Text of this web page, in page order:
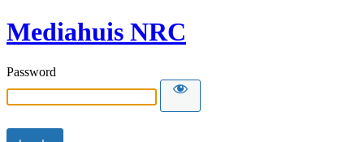
Mediahuis NRC
Password